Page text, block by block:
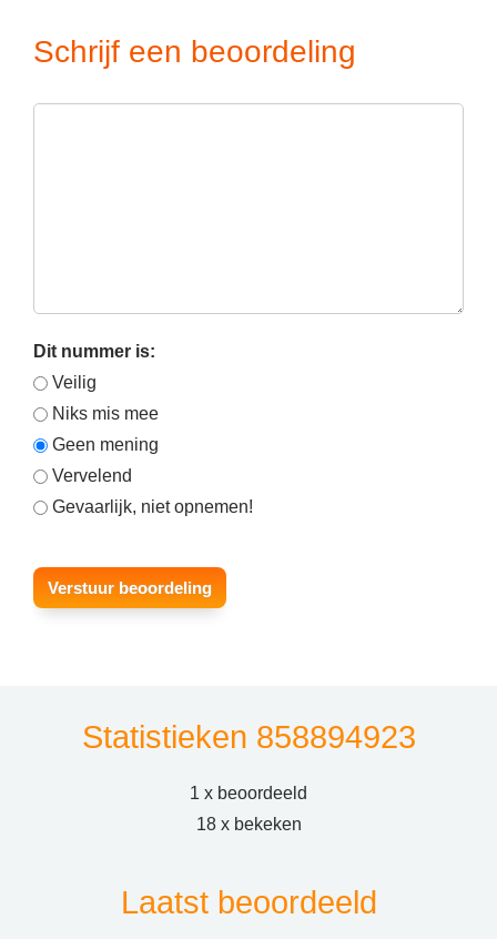
Schrijf een beoordeling
Dit nummer is:
Veilig
Niks mis mee
Geen mening
Vervelend
Gevaarlijk, niet opnemen!
Statistieken 858894923
1 x beoordeeld
18 x bekeken
Laatst beoordeeld